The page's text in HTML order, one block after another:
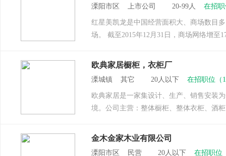
溧阳市区 上市公司 20-99人 在招
红星美凯龙是中国经营面积大、商场数目
场。 截至2015年12月31日，商场网络增至
欧典家居橱柜，衣柜厂
溧城镇 其它 20人以下 在招职位（
欧典家居是一家集设计、生产、销售安装
境。公司主营：整体橱柜、整体衣柜、酒
金木金家木业有限公司
溧阳市区 民营 20人以下 在招职位